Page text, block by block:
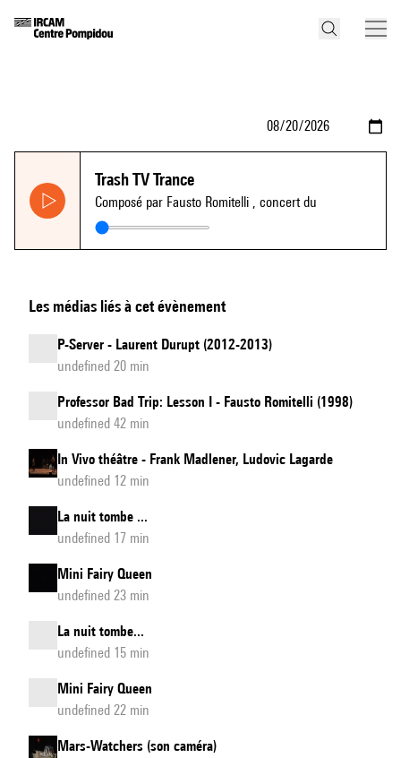
Trash TV Trance
Composé par Fausto Romitelli , concert du
Les médias liés à cet évènement
P-Server - Laurent Durupt (2012-2013)
undefined 20 min
Professor Bad Trip: Lesson I - Fausto Romitelli (1998)
undefined 42 min
In Vivo théâtre - Frank Madlener, Ludovic Lagarde
undefined 12 min
La nuit tombe ...
undefined 17 min
Mini Fairy Queen
undefined 23 min
La nuit tombe...
undefined 15 min
Mini Fairy Queen
undefined 22 min
Mars-Watchers (son caméra)